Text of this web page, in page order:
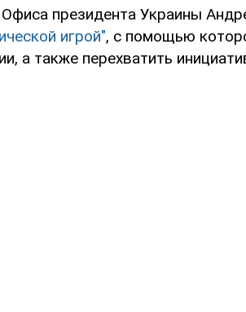
Офиса президента Украины
игрой", с помощью
а также перехватить